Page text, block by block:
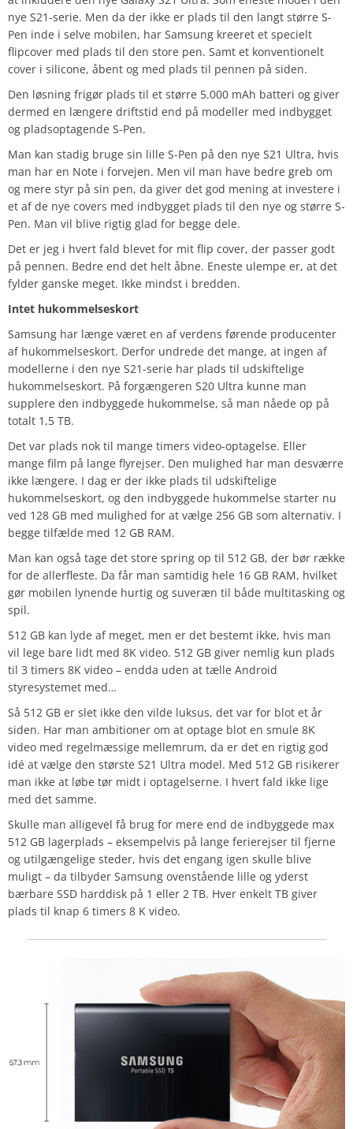
nye S21-serie. Men da der ikke er plads til den langt større S-
Pen inde i selve mobilen, har Samsung kreeret et specielt
flipcover med plads til den store pen. Samt et konventionelt
cover i silicone, åbent og med plads til pennen på siden.
Den løsning frigør plads til et større 5.000 mAh batteri og giver
dermed en længere driftstid end på modeller med indbygget
og pladsoptagende S-Pen.
Man kan stadig bruge sin lille S-Pen på den nye S21 Ultra, hvis
man har en Note i forvejen. Men vil man have bedre greb om
og mere styr på sin pen, da giver det god mening at investere i
et af de nye covers med indbygget plads til den nye og større S-
Pen. Man vil blive rigtig glad for begge dele.
Det er jeg i hvert fald blevet for mit flip cover, der passer godt
på pennen. Bedre end det helt åbne. Eneste ulempe er, at det
fylder ganske meget. Ikke mindst i bredden.
Intet hukommelseskort
Samsung har længe været en af verdens førende producenter
af hukommelseskort. Derfor undrede det mange, at ingen af
modellerne i den nye S21-serie har plads til udskiftelige
hukommelseskort. På forgængeren S20 Ultra kunne man
supplere den indbyggede hukommelse, så man nåede op på
totalt 1,5 TB.
Det var plads nok til mange timers video-optagelse. Eller
mange film på lange flyrejser. Den mulighed har man desværre
ikke længere. I dag er der ikke plads til udskiftelige
hukommelseskort, og den indbyggede hukommelse starter nu
ved 128 GB med mulighed for at vælge 256 GB som alternativ. I
begge tilfælde med 12 GB RAM.
Man kan også tage det store spring op til 512 GB, der bør række
for de allerfleste. Da får man samtidig hele 16 GB RAM, hvilket
gør mobilen lynende hurtig og suveræn til både multitasking og
spil.
512 GB kan lyde af meget, men er det bestemt ikke, hvis man
vil lege bare lidt med 8K video. 512 GB giver nemlig kun plads
til 3 timers 8K video – endda uden at tælle Android
styresystemet med…
Så 512 GB er slet ikke den vilde luksus, det var for blot et år
siden. Har man ambitioner om at optage blot en smule 8K
video med regelmæssige mellemrum, da er det en rigtig god
idé at vælge den største S21 Ultra model. Med 512 GB risikerer
man ikke at løbe tør midt i optagelserne. I hvert fald ikke lige
med det samme.
Skulle man alligevel få brug for mere end de indbyggede max
512 GB lagerplads – eksempelvis på lange ferierejser til fjerne
og utilgængelige steder, hvis det engang igen skulle blive
muligt – da tilbyder Samsung ovenstående lille og yderst
bærbare SSD harddisk på 1 eller 2 TB. Hver enkelt TB giver
plads til knap 6 timers 8 K video.